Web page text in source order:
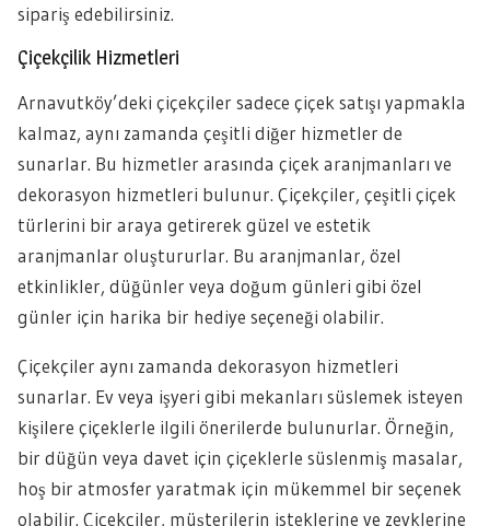
sipariş edebilirsiniz.
Çiçekçilik Hizmetleri
Arnavutköy’deki çiçekçiler sadece çiçek satışı yapmakla
kalmaz, aynı zamanda çeşitli diğer hizmetler de
sunarlar. Bu hizmetler arasında çiçek aranjmanları ve
dekorasyon hizmetleri bulunur. Çiçekçiler, çeşitli çiçek
türlerini bir araya getirerek güzel ve estetik
aranjmanlar oluştururlar. Bu aranjmanlar, özel
etkinlikler, düğünler veya doğum günleri gibi özel
günler için harika bir hediye seçeneği olabilir.
Çiçekçiler aynı zamanda dekorasyon hizmetleri
sunarlar. Ev veya işyeri gibi mekanları süslemek isteyen
kişilere çiçeklerle ilgili önerilerde bulunurlar. Örneğin,
bir düğün veya davet için çiçeklerle süslenmiş masalar,
hoş bir atmosfer yaratmak için mükemmel bir seçenek
olabilir. Çiçekçiler, müşterilerin isteklerine ve zevklerine